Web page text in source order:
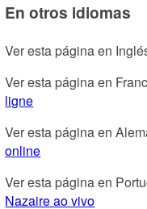
En otros idiomas
Ver esta página en
Ver esta página en
ligne
Ver esta página en
online
Ver esta página en
Nazaire ao vivo